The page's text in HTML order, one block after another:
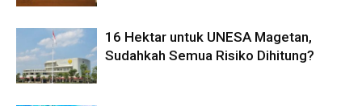
16 Hektar untuk UNESA Magetan,
Sudahkah Semua Risiko Dihitung?